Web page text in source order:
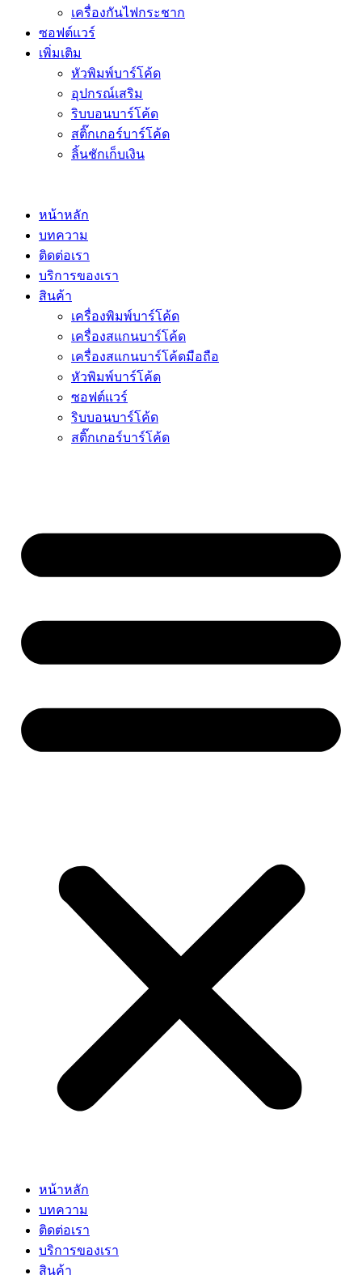
เครื่องกันไฟกระชาก
ซอฟต์แวร์
เพิ่มเติม
หัวพิมพ์บาร์โค้ด
อุปกรณ์เสริม
ริบบอนบาร์โค้ด
สติ๊กเกอร์บาร์โค้ด
ลิ้นชักเก็บเงิน
หน้าหลัก
บทความ
ติดต่อเรา
บริการของเรา
สินค้า
เครื่องพิมพ์บาร์โค้ด
เครื่องสแกนบาร์โค้ด
เครื่องสแกนบาร์โค้ดมือถือ
หัวพิมพ์บาร์โค้ด
ซอฟต์แวร์
ริบบอนบาร์โค้ด
สติ๊กเกอร์บาร์โค้ด
หน้าหลัก
บทความ
ติดต่อเรา
บริการของเรา
สินค้า